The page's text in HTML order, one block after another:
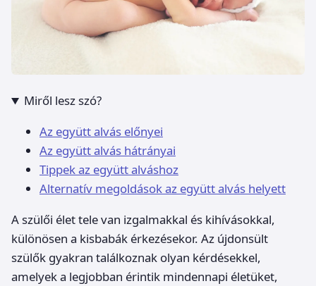
Miről lesz szó?
Az együtt alvás előnyei
Az együtt alvás hátrányai
Tippek az együtt alváshoz
Alternatív megoldások az együtt alvás helyett
A szülői élet tele van izgalmakkal és kihívásokkal,
különösen a kisbabák érkezésekor. Az újdonsült
szülők gyakran találkoznak olyan kérdésekkel,
amelyek a legjobban érintik mindennapi életüket,